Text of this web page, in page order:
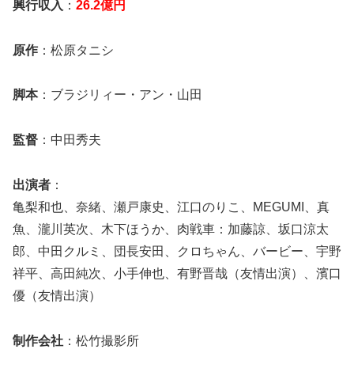
興行収入 ： 26.2億円
原作 ：松原タニシ
脚本：ブラジリィー・アン・山田
監督 ：中田秀夫
出演者 ：
亀梨和也、奈緒、瀬戸康史、江口のりこ、MEGUMI、真
魚、瀧川英次、木下ほうか、肉戦車：加藤諒、坂口涼太
郎、中田クルミ、団長安田、クロちゃん、バービー、宇野
祥平、高田純次、小手伸也、有野晋哉（友情出演）、濱口
優（友情出演）
制作会社 ：松竹撮影所